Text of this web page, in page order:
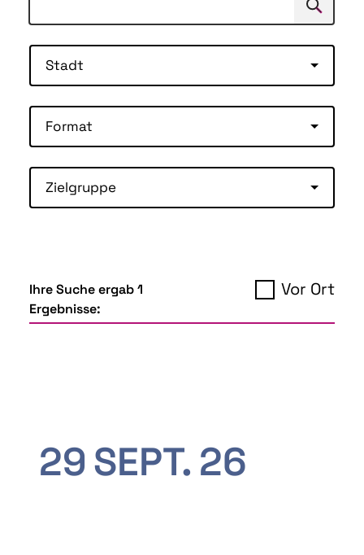
Suchen
Stadt
Format
Zielgruppe
Ihre Suche ergab 1
Ergebnisse:
Vor Ort
29SEPT. 26